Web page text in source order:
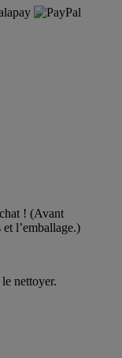
! (Avant
l’emballage.)
nettoyer.